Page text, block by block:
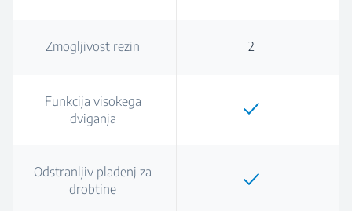
Zmogljivost rezin 2
Funkcija visokega
dviganja
Odstranljiv pladenj za
drobtine